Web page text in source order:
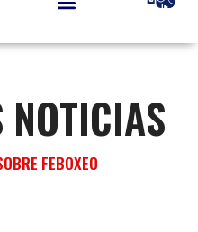
NOTICIAS
FEBOXEO